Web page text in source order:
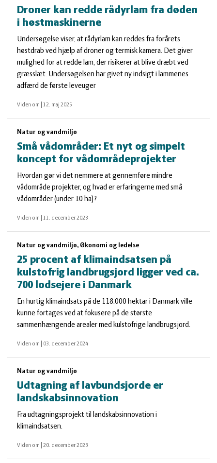
Droner kan redde rådyrlam fra døden
i høstmaskinerne
Undersøgelse viser, at rådyrlam kan reddes fra forårets
høstdrab ved hjælp af droner og termisk kamera. Det giver
mulighed for at redde lam, der risikerer at blive dræbt ved
græsslæt. Undersøgelsen har givet ny indsigt i lammenes
adfærd de første leveuger
Viden om 12. maj 2025
Natur og vandmiljø
Små vådområder: Et nyt og simpelt
koncept for vådområdeprojekter
Hvordan gør vi det nemmere at gennemføre mindre
vådområde projekter, og hvad er erfaringerne med små
vådområder (under 10 ha)?
Viden om 11. december 2023
Natur og vandmiljø, Økonomi og ledelse
25 procent af klimaindsatsen på
kulstofrig landbrugsjord ligger ved ca.
700 lodsejere i Danmark
En hurtig klimaindsats på de 118.000 hektar i Danmark ville
kunne fortages ved at fokusere på de største
sammenhængende arealer med kulstofrige landbrugsjord.
Viden om 03. december 2024
Natur og vandmiljø
Udtagning af lavbundsjorde er
landskabsinnovation
Fra udtagningsprojekt til landskabsinnovation i
klimaindsatsen.
Viden om 20. december 2023